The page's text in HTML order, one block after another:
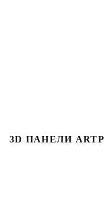
3D ПАНЕЛИ